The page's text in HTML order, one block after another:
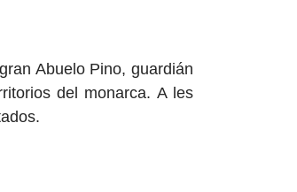
Abuelo Pino, guardián
del monarca. A les